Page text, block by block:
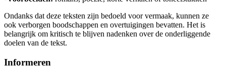
Ondanks dat deze teksten zijn bedoeld voor vermaak, kunnen ze
ook verborgen boodschappen en overtuigingen bevatten. Het is
belangrijk om kritisch te blijven nadenken over de onderliggende
doelen van de tekst.
Informeren